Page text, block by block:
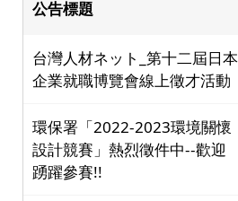
公告標題
台灣人材ネット_第十二屆日本
企業就職博覽會線上徵才活動
環保署「2022-2023環境關懷
設計競賽」熱烈徵件中--歡迎
踴躍參賽!!